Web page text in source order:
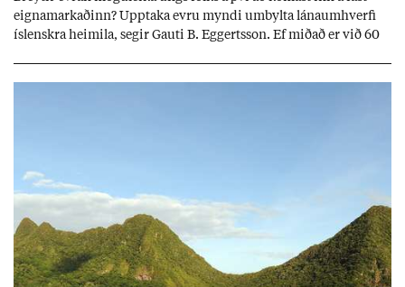
eigna­mark­að­inn? Upp­taka evru myndi um­bylta lánaum­hverfi
ís­lenskra heim­ila, seg­ir Gauti B. Eggerts­son. Ef mið­að er við 60